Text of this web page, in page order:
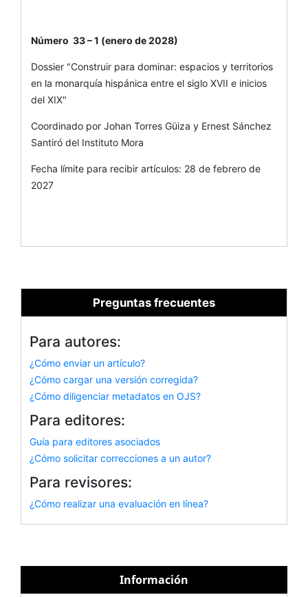
Número 33 – 1 (enero de 2028)
Dossier "Construir para dominar: espacios y territorios
en la monarquía hispánica entre el siglo XVII e inicios
del XIX"
Coordinado por Johan Torres Güiza y Ernest Sánchez
Santiró del Instituto Mora
Fecha límite para recibir artículos: 28 de febrero de
2027
Preguntas frecuentes
Para autores:
¿Cómo enviar un artículo?
¿Cómo cargar una versión corregida?
¿Cómo diligenciar metadatos en OJS?
Para editores:
Guía para editores asociados
¿Cómo solicitar correcciones a un autor?
Para revisores:
¿Cómo realizar una evaluación en línea?
Información